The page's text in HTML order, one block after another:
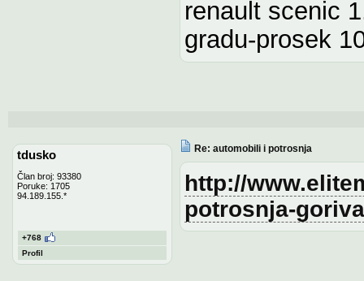
renault scenic
gradu-prosek
tdusko
Član broj: 93380
Poruke: 1705
94.189.155.*
+768
Profil
Re: automobili i potrosnja
http://
potrosnja-goriva